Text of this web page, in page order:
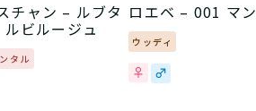
チャン – ルブタ
ビルージュ
タル
ロエベ – 001 マン
ウッディ